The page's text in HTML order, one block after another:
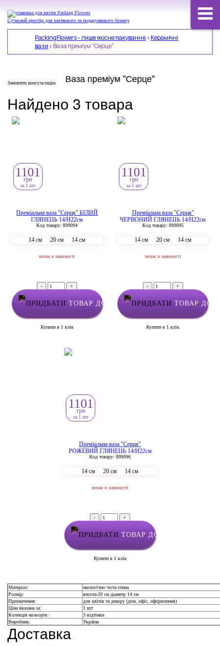
Сучасний простір для квіткового та подарункового бізнесу
PackingFlowers - лише якісне пакування »Керамічні
вази »Ваза преміум "Серце"
Ваза преміум "Серце"
Замовити консультацію
Найдено 3 товара
Преміальна ваза "Серця" БІЛИЙ
ГЛЯНЕЦЬ 14/Н22см
Код товару: 899094
14 см 20 см 14 см
1101
грн
за 1 шт
немає в наявності
- +
ТОВАР ДОДАНО У КОШИК
Купити в 1 клік
Преміальна ваза "Серця"
ЧЕРВОНИЙ ГЛЯНЕЦЬ 14/Н22см
Код товару: 899095
14 см 20 см 14 см
1101
грн
за 1 шт
немає в наявності
- +
ТОВАР
Купити в 1 клік
Преміальна ваза "Серця"
РОЖЕВИЙ ГЛЯНЕЦЬ 14/Н22см
Код товару: 899096
14 см 20 см 14 см
1101
грн
за 1 шт
немає в наявності
- +
ТОВАР ДОДАНО У КОШИК
Купити в 1 клік
Матеріал:
екологічно чіста глина
Розмір:
висота-20 см діаметр 14 см
Призначення:
для квітів та декору (дом, офіс, оформлення)
Ціна вказана за:
1 шт
Колекція кольорів:
3 відтінки
Виробник:
Україна
Доставка